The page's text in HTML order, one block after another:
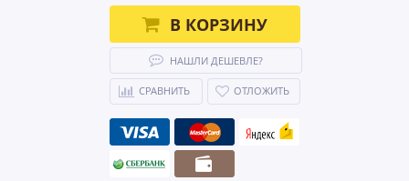
В КОРЗИНУ
НАШЛИ ДЕШЕВЛЕ?
СРАВНИТЬ ОТЛОЖИТЬ